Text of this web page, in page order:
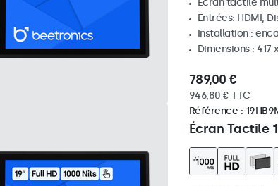
Écran tactile
Entrées: HDMI,
Installation :
Dimensions : 417
789,00 €
946,80 € TTC
Écran Tactile
Référence :